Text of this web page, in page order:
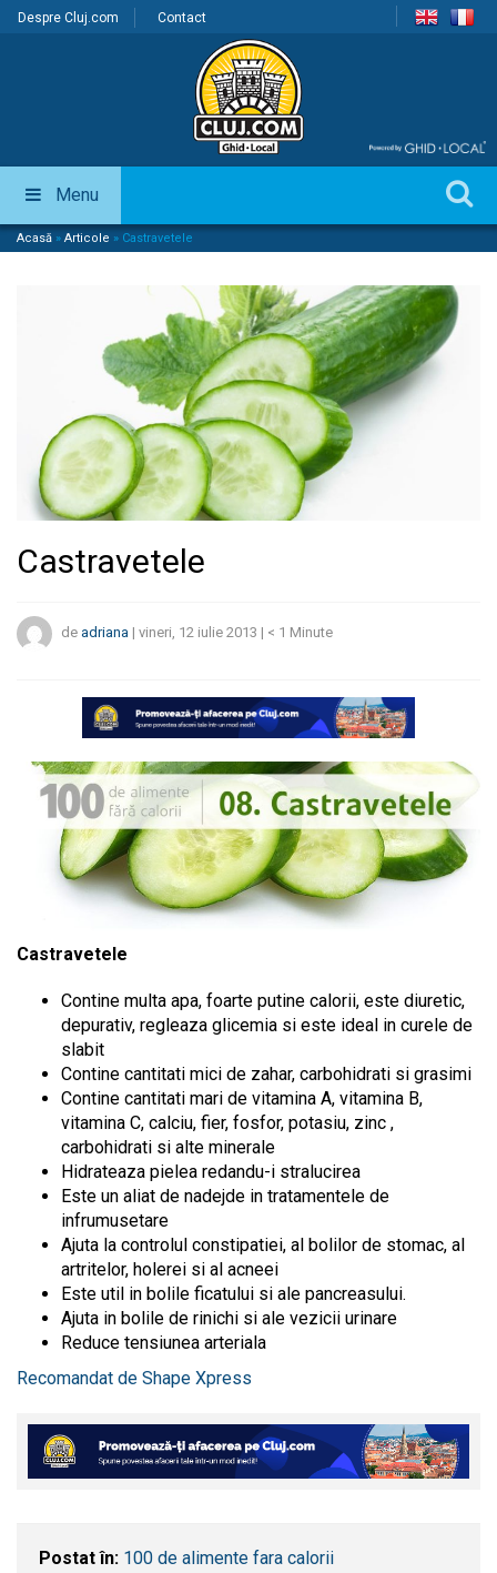
Despre Cluj.com Contact
Menu
Acasă » Articole » Castravetele
Castravetele
de adriana | vineri, 12 iulie 2013 | < 1 Minute
Castravetele
Contine multa apa, foarte putine calorii, este diuretic,
depurativ, regleaza glicemia si este ideal in curele de
slabit
Contine cantitati mici de zahar, carbohidrati si grasimi
Contine cantitati mari de vitamina A, vitamina B,
vitamina C, calciu, fier, fosfor, potasiu, zinc ,
carbohidrati si alte minerale
Hidrateaza pielea redandu-i stralucirea
Este un aliat de nadejde in tratamentele de
infrumusetare
Ajuta la controlul constipatiei, al bolilor de stomac, al
artritelor, holerei si al acneei
Este util in bolile ficatului si ale pancreasului.
Ajuta in bolile de rinichi si ale vezicii urinare
Reduce tensiunea arteriala
Recomandat de Shape Xpress
Postat în: 100 de alimente fara calorii